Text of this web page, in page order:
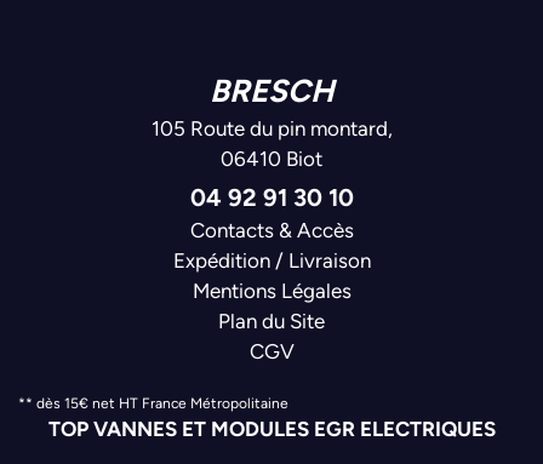
BRESCH
105 Route du pin montard,
06410 Biot
04 92 91 30 10
Contacts & Accès
Expédition / Livraison
Mentions Légales
Plan du Site
CGV
** dès 15€ net HT France Métropolitaine
TOP VANNES ET MODULES EGR ELECTRIQUES